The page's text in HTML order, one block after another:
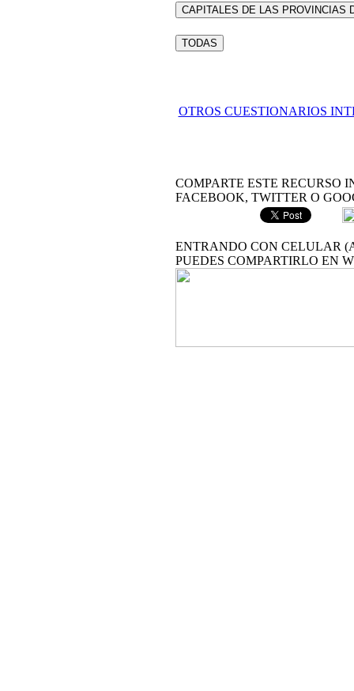
CAPITALES DE LAS PROVINCIAS
TODAS
OTROS CUESTIONARIOS
COMPARTE ESTE RECURSO
FACEBOOK, TWITTER O
ENTRANDO CON CELULAR
PUEDES COMPARTIRLO EN